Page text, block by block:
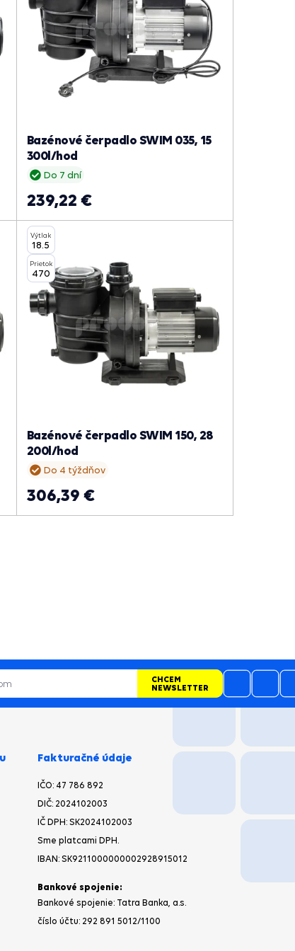
Do 7 dní
Bazénové čerpadlo SWIM 035, 15
300l/hod
239,22 €
Výtlak
18.5
Prietok
470
Do 4 týždňov
Bazénové čerpadlo SWIM 150, 28
200l/hod
306,39 €
IČO: 47 786 892
DIČ: 2024102003